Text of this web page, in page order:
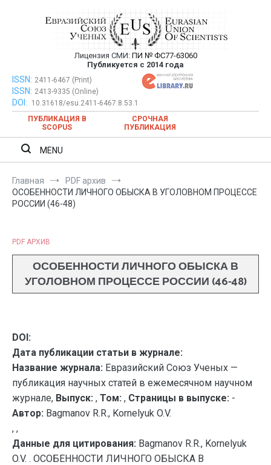
Евразийский Союз Ученых —
публикация научных статей в
ежемесячном научном журнале
Лицензия СМИ: ПИ № ФС77-63060
Публикуется с 2014 года
Евразийский Союз Ученых — публикация научных статей в
ежемесячном научном журнале
ISSN: 2411-6467 (Print)
ISSN: 2413-9335 (Online)
DOI:
10.31618/esu.2411-6467.8.53.1
ПУБЛИКАЦИЯ В
SCOPUS
СРОЧНАЯ
ПУБЛИКАЦИЯ
MENU
Главная
PDF архив
ОСОБЕННОСТИ ЛИЧНОГО ОБЫСКА В УГОЛОВНОМ ПРОЦЕССЕ
РОССИИ (46-48)
PDF АРХИВ
ОСОБЕННОСТИ ЛИЧНОГО ОБЫСКА В
УГОЛОВНОМ ПРОЦЕССЕ РОССИИ (46-48)
DOI:
Дата публикации статьи в журнале:
Название журнала: Евразийский Союз Ученых —
публикация научных статей в ежемесячном научном
журнале, Выпуск: , Том: , Страницы в выпуске: -
Автор: Bagmanov R.R., Kornelyuk O.V.
, ,
Данные для цитирования: Bagmanov R.R., Kornelyuk
O.V. . ОСОБЕННОСТИ ЛИЧНОГО ОБЫСКА В